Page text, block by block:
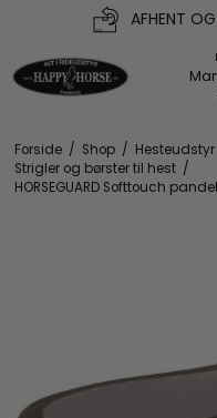
AFHENT
Forside / Shop / Hesteudstyr
Strigler og børster til hest /
HORSEGUARD Softtouch